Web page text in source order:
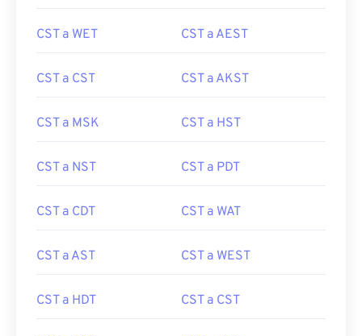
CST a WET CST a AEST
CST a CST CST a AKST
CST a MSK CST a HST
CST a NST CST a PDT
CST a CDT CST a WAT
CST a AST CST a WEST
CST a HDT CST a CST